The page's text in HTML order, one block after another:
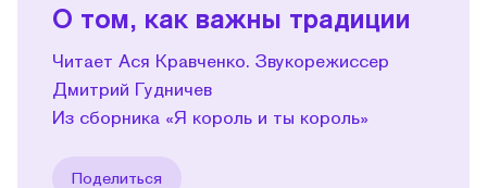
О том, как важны традиции
Читает Ася Кравченко. Звукорежиссер
Дмитрий Гудничев
Из сборника «Я король и ты король»
Поделиться